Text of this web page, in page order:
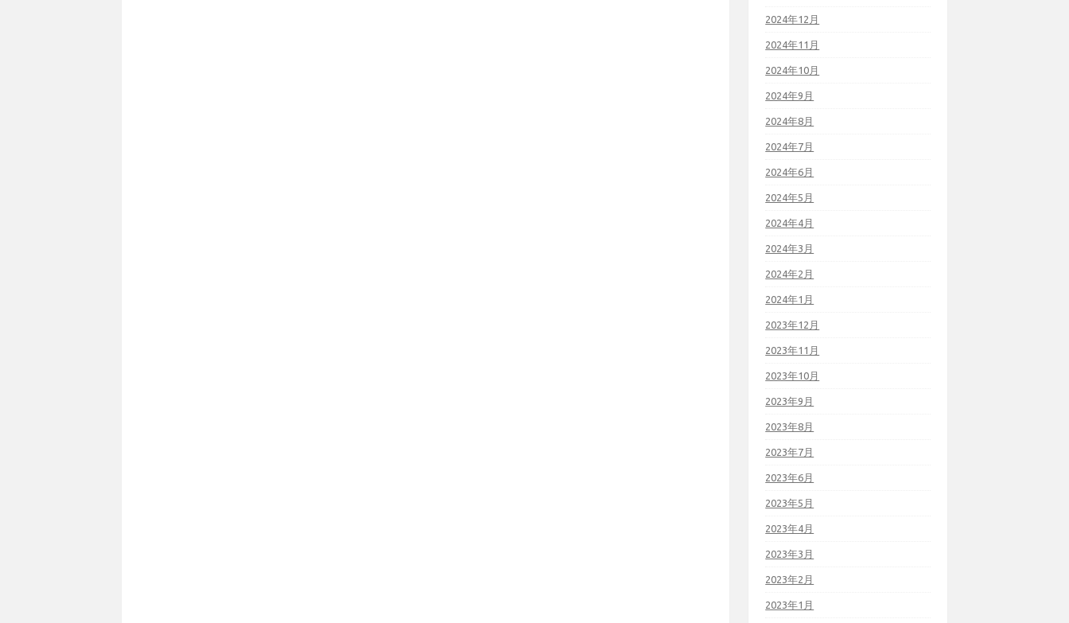
2024年12月
2024年11月
2024年10月
2024年9月
2024年8月
2024年7月
2024年6月
2024年5月
2024年4月
2024年3月
2024年2月
2024年1月
2023年12月
2023年11月
2023年10月
2023年9月
2023年8月
2023年7月
2023年6月
2023年5月
2023年4月
2023年3月
2023年2月
2023年1月